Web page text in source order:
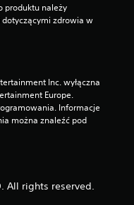
produktu należy
zdrowia w
Inc. wyłączna
Europe.
Informacje
można znaleźć pod
All rights reserved.